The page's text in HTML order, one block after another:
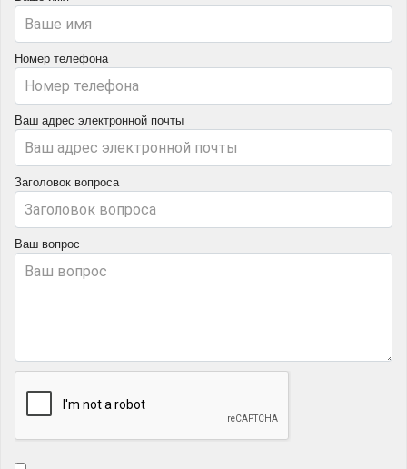
Номер телефона
Ваш адрес электронной почты
Заголовок вопроса
Ваш вопрос